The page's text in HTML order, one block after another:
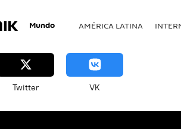
Mundo AMÉRICA LATINA
Twitter VK